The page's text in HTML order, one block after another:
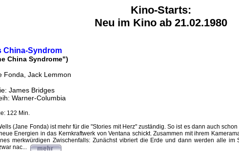
Kino-Starts:
Neu im Kino ab 21.02.1980
China-Syndrom
China Syndrome")
Fonda, Jack Lemmon
James Bridges
Warner-Columbia
122 Min.
(Jane Fonda) ist mehr für die "Stories mit Herz" zuständig. So ist es dann auch
Energien in das Kernkraftwerk von Ventana schickt. Zusammen mit ihrem
merkwürdigen Zwischenfalls: Zunächst vibriert die Erde und dann werden alle im
nac...